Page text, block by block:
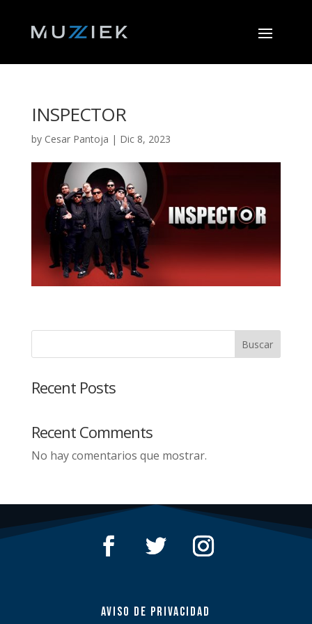
INSPECTOR
by Cesar Pantoja | Dic 8, 2023
Buscar
Recent Posts
Recent Comments
No hay comentarios que mostrar.
AVISO DE PRIVACIDAD